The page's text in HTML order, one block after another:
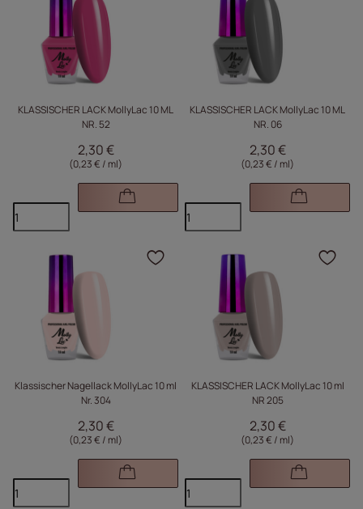
KLASSISCHER LACK MollyLac 10 ML
NR. 52
2,30 €
(0,23 € / ml)
KLASSISCHER LACK MollyLac 10 ML
NR. 06
2,30 €
(0,23 € / ml)
Klassischer Nagellack MollyLac 10 ml
Nr. 304
2,30 €
(0,23 € / ml)
Klicken Sie, um das
KLASSISCHER LACK MollyLac 10 ml
NR 205
2,30 €
(0,23 € / ml)